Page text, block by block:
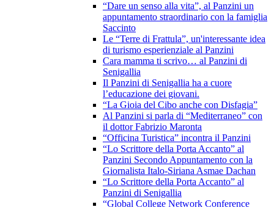
“Dare un senso alla vita”, al Panzini un
appuntamento straordinario con la famiglia
Saccinto
Le “Terre di Frattula”, un'interessante idea
di turismo esperienziale al Panzini
Cara mamma ti scrivo… al Panzini di
Senigallia
Il Panzini di Senigallia ha a cuore
l’educazione dei giovani.
“La Gioia del Cibo anche con Disfagia”
Al Panzini si parla di “Mediterraneo” con
il dottor Fabrizio Maronta
“Officina Turistica” incontra il Panzini
“Lo Scrittore della Porta Accanto” al
Panzini Secondo Appuntamento con la
Giornalista Italo-Siriana Asmae Dachan
“Lo Scrittore della Porta Accanto” al
Panzini di Senigallia
“Global College Network Conference